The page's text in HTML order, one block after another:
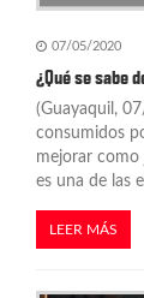
07/05/2020
¿Qué se sabe
(Guayaquil,
consumidos
mejorar como
es una de las
LEER MÁS